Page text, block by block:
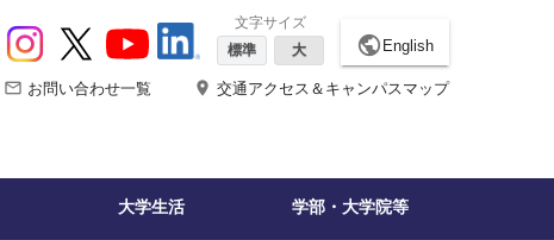
文字サイズ
標準
大 public English
mail_outline お問い合わせ一覧 place 交通アクセス＆キャンパスマップ
大学生活 学部・大学院等